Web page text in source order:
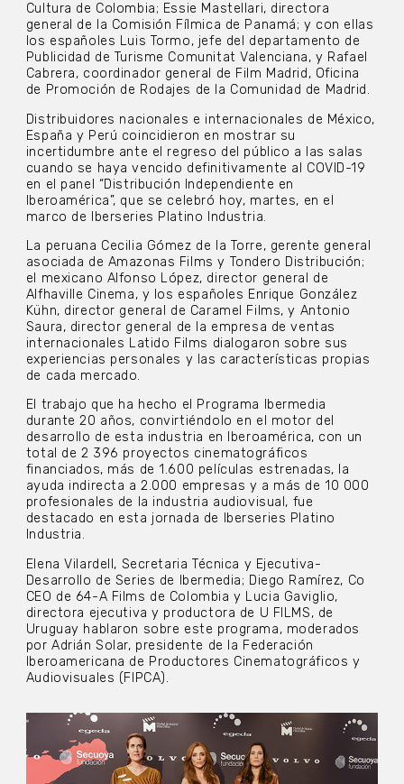
Cultura de Colombia; Essie Mastellari, directora
general de la Comisión Fílmica de Panamá; y con ellas
los españoles Luis Tormo, jefe del departamento de
Publicidad de Turisme Comunitat Valenciana, y Rafael
Cabrera, coordinador general de Film Madrid, Oficina
de Promoción de Rodajes de la Comunidad de Madrid.
Distribuidores nacionales e internacionales de México,
España y Perú coincidieron en mostrar su
incertidumbre ante el regreso del público a las salas
cuando se haya vencido definitivamente al COVID-19
en el panel “Distribución Independiente en
Iberoamérica”, que se celebró hoy, martes, en el
marco de Iberseries Platino Industria.
La peruana Cecilia Gómez de la Torre, gerente general
asociada de Amazonas Films y Tondero Distribución;
el mexicano Alfonso López, director general de
Alfhaville Cinema, y los españoles Enrique González
Kühn, director general de Caramel Films, y Antonio
Saura, director general de la empresa de ventas
internacionales Latido Films dialogaron sobre sus
experiencias personales y las características propias
de cada mercado.
El trabajo que ha hecho el Programa Ibermedia
durante 20 años, convirtiéndolo en el motor del
desarrollo de esta industria en Iberoamérica, con un
total de 2 396 proyectos cinematográficos
financiados, más de 1.600 películas estrenadas, la
ayuda indirecta a 2.000 empresas y a más de 10 000
profesionales de la industria audiovisual, fue
destacado en esta jornada de Iberseries Platino
Industria.
Elena Vilardell, Secretaria Técnica y Ejecutiva-
Desarrollo de Series de Ibermedia; Diego Ramírez, Co
CEO de 64-A Films de Colombia y Lucia Gaviglio,
directora ejecutiva y productora de U FILMS, de
Uruguay hablaron sobre este programa, moderados
por Adrián Solar, presidente de la Federación
Iberoamericana de Productores Cinematográficos y
Audiovisuales (FIPCA).